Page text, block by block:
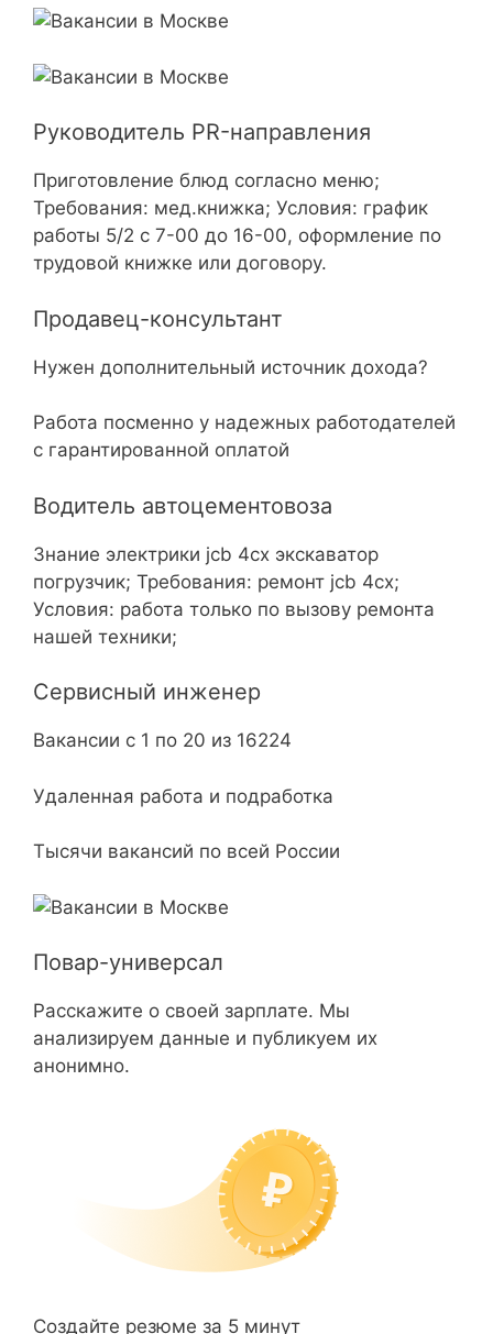
Руководитель PR-направления
Приготовление блюд согласно меню;
Требования: мед.книжка; Условия: график
работы 5/2 с 7-00 до 16-00, оформление по
трудовой книжке или договору.
Продавец-консультант
Нужен дополнительный источник дохода?
Работа посменно у надежных работодателей
с гарантированной оплатой
Водитель автоцементовоза
Знание электрики jcb 4cx экскаватор
погрузчик; Требования: ремонт jcb 4cх;
Условия: работа только по вызову ремонта
нашей техники;
Сервисный инженер
Вакансии с 1 по 20 из 16224
Удаленная работа и подработка
Тысячи вакансий по всей России
Повар-универсал
Расскажите о своей зарплате. Мы
анализируем данные и публикуем их
анонимно.
Создайте резюме за 5 минут